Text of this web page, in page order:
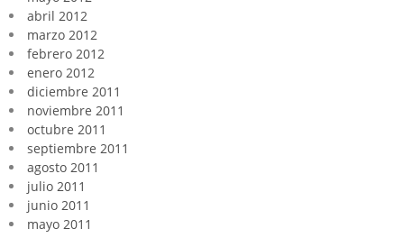
abril 2012
marzo 2012
febrero 2012
enero 2012
diciembre 2011
noviembre 2011
octubre 2011
septiembre 2011
agosto 2011
julio 2011
junio 2011
mayo 2011